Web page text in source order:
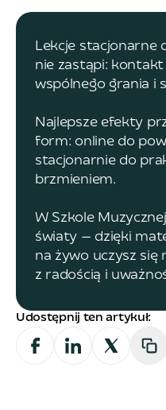
Udostępnij ten artykuł:
Lekcje stacjonarne
nie zastąpi: kontakt
wspólnego grania i
Najlepsze efekty
form: online do
stacjonarnie do
brzmieniem.
W Szkole
światy — dzięki
na żywo uczysz
z radością i